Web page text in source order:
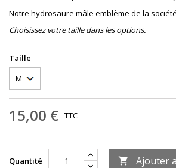
Notre hydrosaure mâle emblème de la
Choisissez votre taille dans les options.
Taille
15,00 € TTC
Quantité  Ajouter